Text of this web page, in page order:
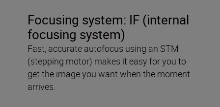
Focusing system: IF (internal
focusing system)
Fast, accurate autofocus using an STM
(stepping motor) makes it easy for you to
get the image you want when the moment
arrives.